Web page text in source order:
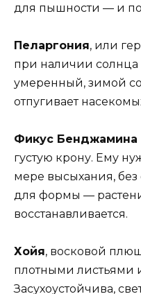
для пышности — и
Пеларгония, или
при наличии
умеренный, зимой
отпугивает
Фикус Бенджамина
густую крону. Ему
мере высыхания, без
для формы —
восстанавливается.
Хойя, восковой
плотными листьями
Засухоустойчива,